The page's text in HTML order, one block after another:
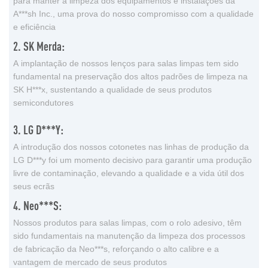
A***sh Inc., uma prova do nosso compromisso com a qualidade
e eficiência
2. SK Merda:
A implantação de nossos lenços para salas limpas tem sido
fundamental na preservação dos altos padrões de limpeza na
SK H***x, sustentando a qualidade de seus produtos
semicondutores
3. LG D***y:
A introdução dos nossos cotonetes nas linhas de produção da
LG D***y foi um momento decisivo para garantir uma produção
livre de contaminação, elevando a qualidade e a vida útil dos
seus ecrãs
4. Neo***s:
Nossos produtos para salas limpas, com o rolo adesivo, têm
sido fundamentais na manutenção da limpeza dos processos
de fabricação da Neo***s, reforçando o alto calibre e a
vantagem de mercado de seus produtos